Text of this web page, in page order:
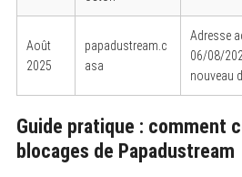
Août
2025
papadustream.c
asa
Adresse
06/08/
nouveau
Guide pratique : comment
blocages de Papadustream